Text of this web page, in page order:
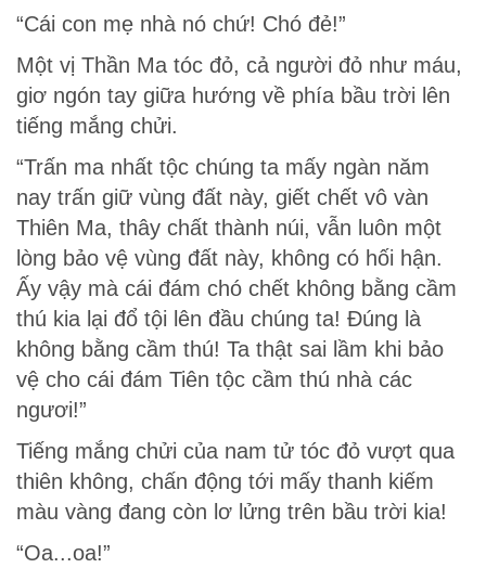
“Cái con mẹ nhà nó chứ! Chó đẻ!”
Một vị Thần Ma tóc đỏ, cả người đỏ như máu,
giơ ngón tay giữa hướng về phía bầu trời lên
tiếng mắng chửi.
“Trấn ma nhất tộc chúng ta mấy ngàn năm
nay trấn giữ vùng đất này, giết chết vô vàn
Thiên Ma, thây chất thành núi, vẫn luôn một
lòng bảo vệ vùng đất này, không có hối hận.
Ấy vậy mà cái đám chó chết không bằng cầm
thú kia lại đổ tội lên đầu chúng ta! Đúng là
không bằng cầm thú! Ta thật sai lầm khi bảo
vệ cho cái đám Tiên tộc cầm thú nhà các
ngươi!”
Tiếng mắng chửi của nam tử tóc đỏ vượt qua
thiên không, chấn động tới mấy thanh kiếm
màu vàng đang còn lơ lửng trên bầu trời kia!
“Oa...oa!”